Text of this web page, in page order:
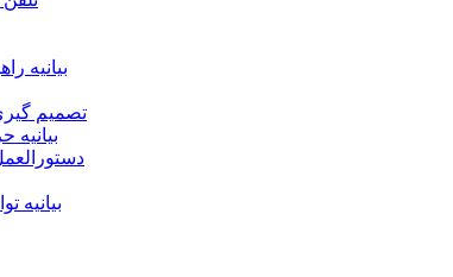
بیانیه
تصمیم
بیانیه